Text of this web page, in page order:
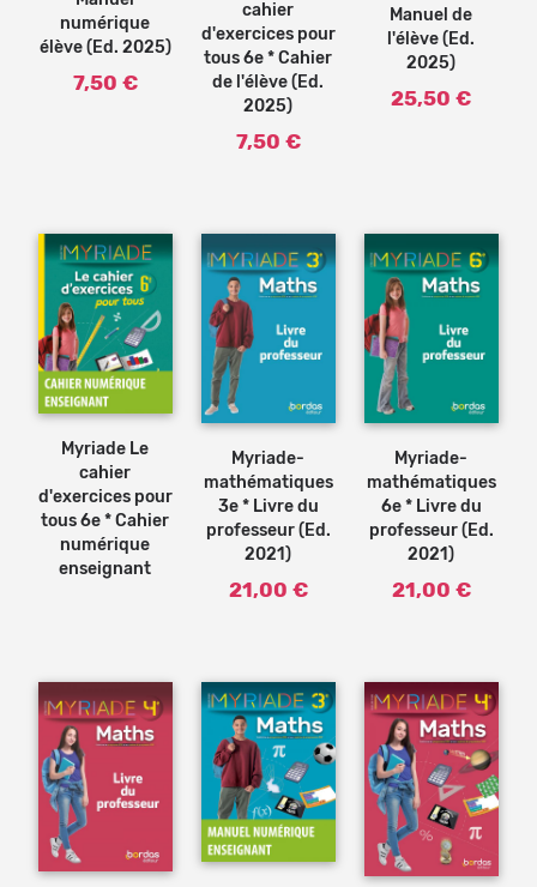
numérique
élève (Ed. 2025)
7,50 €
cahier
d'exercices pour
tous 6e * Cahier
de l'élève (Ed.
2025)
7,50 €
Manuel de
l'élève (Ed.
2025)
25,50 €
Myriade Le
cahier
d'exercices pour
tous 6e * Cahier
numérique
enseignant
Ajouter
au
Myriade-
mathématiques
3e * Livre du
professeur (Ed.
2021)
21,00 €
Ajouter
au
Myriade-
mathématiques
6e * Livre du
professeur (Ed.
2021)
21,00 €
Ajouter
au
Ajouter
au